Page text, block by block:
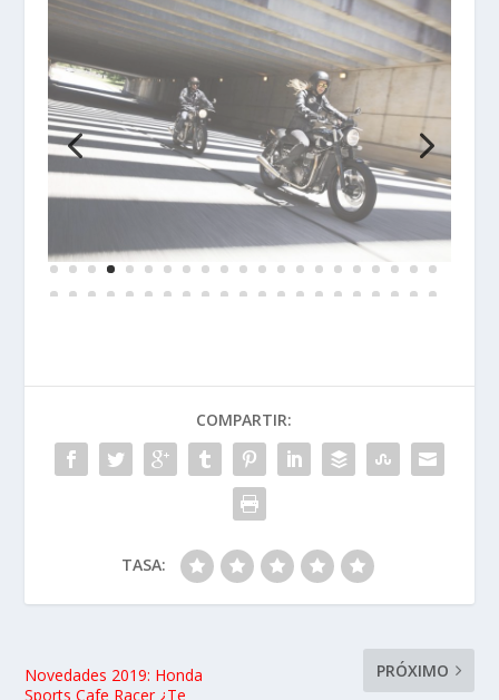
COMPARTIR:
TASA:
Novedades 2019: Honda
Sports Cafe Racer ¿Te
PRÓXIMO